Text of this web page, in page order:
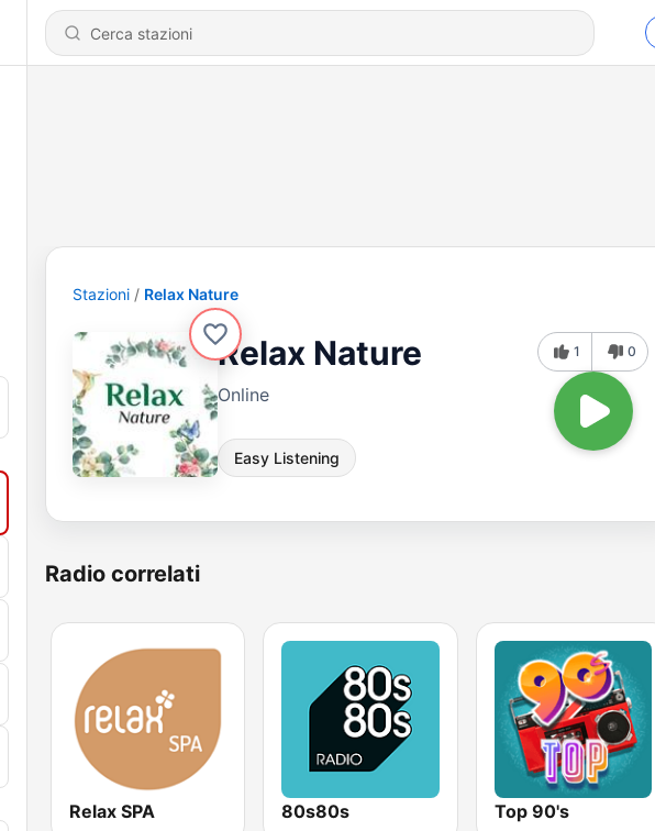
Stazioni Relax Nature
Relax Nature
Online
Easy Listening
1 0
Radio correlati
Relax SPA 80s80s Top 90's